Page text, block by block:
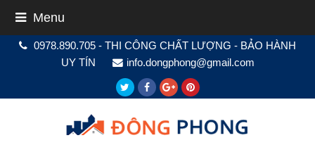
Menu
0978.890.705 - THI CÔNG CHẤT LƯỢNG - BẢO HÀNH
UY TÍN
info.dongphong@gmail.com
TwitterFacebook
GooglePinterest